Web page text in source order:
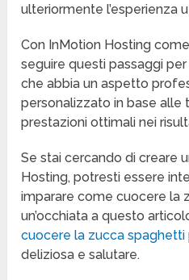
ulteriormente l’esperienza
Con InMotion Hosting
seguire questi passaggi
che abbia un aspetto
personalizzato in base alle
prestazioni ottimali nei
Se stai cercando di creare
Hosting, potresti essere
imparare come cuocere la
un’occhiata a questo
cuocere la zucca spaghetti
deliziosa e salutare.